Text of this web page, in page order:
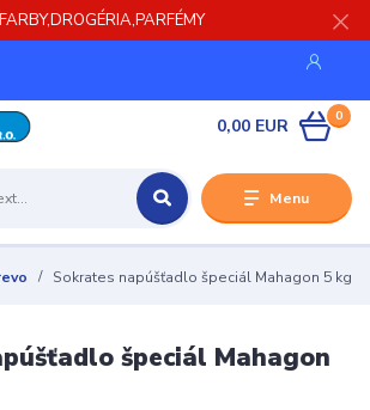
FARBY,DROGÉRIA,PARFÉMY
Menu
0
0,00 EUR
Sokrates napúšťadlo špeciál Mahagon 5 kg
špeciál Mahagon